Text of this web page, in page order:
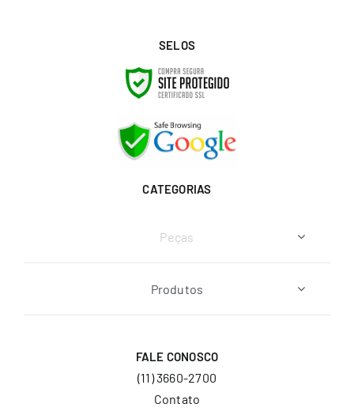
SELOS
CATEGORIAS
Peças
Produtos
FALE CONOSCO
(11) 3660-2700
Contato